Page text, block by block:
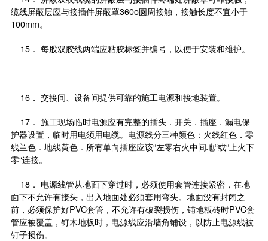
缆线屏蔽层应与接插件屏蔽罩360o圆周接触，接触长度不宜小于
100mm。
15． 每股双胶线两端应粘胶标签并编号，以便于安装和维护。
16． 交接间、设备间提供可靠的施工电源和接地装置。
17． 施工现场临时电源应有完整的插头．开关．插座．漏电保
护器设置，临时用电须用电缆。电源线分三种颜色：火线红色．零
线兰色．地线黄色．所有单向插座应该“左零右火中间地“或“上火下
零“连接。
18． 电源线管从地面下穿过时，必须使用套管连接紧密，在地
面下不允许有接头，出入地面处必须套用弯头。地面没有封闭之
前，必须保护好PVC套管，不允许有破裂损伤，铺地板砖时PVC套
管应被覆盖，钉木地板时，电源线应沿墙角铺设，以防止电源线被
钉子损伤。